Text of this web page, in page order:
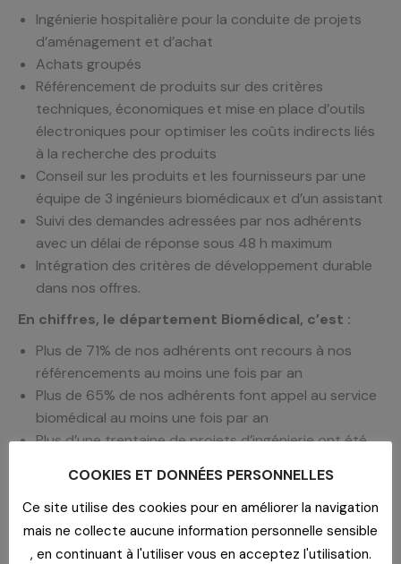
Ingénierie hospitalière pour la conduite de projets
d’aménagement et d’achat
Achats groupés
Référencement de produits sur des critères
techniques, économiques et mise en place d’outils
électroniques pour optimiser les coûts indirects liés
à la recherche des produits
Conseil sur les produits et les fournisseurs par une
équipe de 3 ingénieurs biomédicaux et d’un assistant
Suivi des demandes adressées par nos adhérents
avec un délai de réponse sous 48 h maximum
Intégration des critères de développement durable
dans nos offres.
En chiffres, le département Biomédical, c’est :
Plus de 71% de nos adhérents ont recours à nos
référencements au moins une fois par an
Plus de 65% de nos adhérents font appel au service
biomédical au moins une fois par an
Plus d’une trentaine de projets d’ingénierie ont été
réalisés pour des cliniques chirurgicales, des EHPAD,
des établissements soins de suite.
Nous contacter :
Département Biomédical
COOKIES ET DONNÉES PERSONNELLES
Ce site utilise des cookies pour en améliorer la navigation
mais ne collecte aucune information personnelle sensible
, en continuant à l'utiliser vous en acceptez l'utilisation.